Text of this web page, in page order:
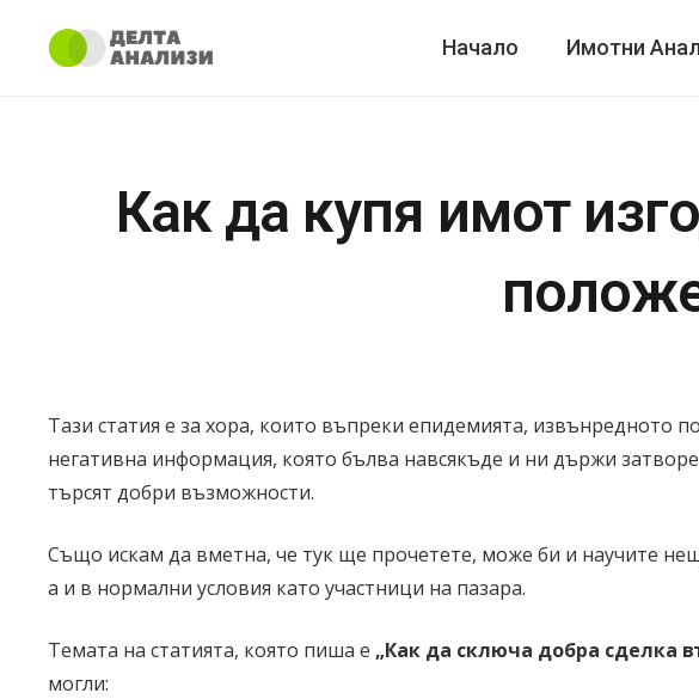
Начало Имотни
Как да купя имот
Тази статия е за хора, които въпреки епидемията, извънредното
негативна информация, която бълва навсякъде и ни държи
търсят добри възможности.
Също искам да вметна, че тук ще прочетете, може би и научите
а и в нормални условия като участници на пазара.
Темата на статията, която пиша е „Как да сключа добра сделка
могли: